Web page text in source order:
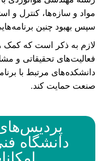
مواد و سازه‌ها، کنترل و
سپس بهبود چنین
لازم به ذکر است که کمک
فعالیت‌های تحقیقاتی و
دانشکده‌های مرتبط با
صنعت حمایت کند.
دانشگاه